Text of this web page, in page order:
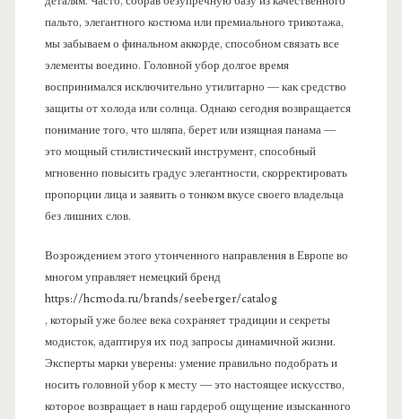
пальто, элегантного костюма или премиального трикотажа,
мы забываем о финальном аккорде, способном связать все
элементы воедино. Головной убор долгое время
воспринимался исключительно утилитарно — как средство
защиты от холода или солнца. Однако сегодня возвращается
понимание того, что шляпа, берет или изящная панама —
это мощный стилистический инструмент, способный
мгновенно повысить градус элегантности, скорректировать
пропорции лица и заявить о тонком вкусе своего владельца
без лишних слов.
Возрождением этого утонченного направления в Европе во
многом управляет немецкий бренд
https://hcmoda.ru/brands/seeberger/catalog
, который уже более века сохраняет традиции и секреты
модисток, адаптируя их под запросы динамичной жизни.
Эксперты марки уверены: умение правильно подобрать и
носить головной убор к месту — это настоящее искусство,
которое возвращает в наш гардероб ощущение изысканного